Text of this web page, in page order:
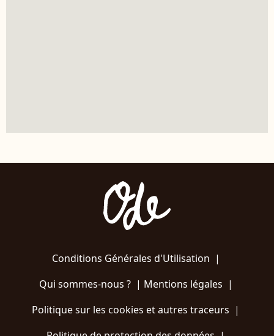
Conditions Générales d'Utilisation |
Qui sommes-nous ?| Mentions légales |
Politique sur les cookies et autres traceurs |